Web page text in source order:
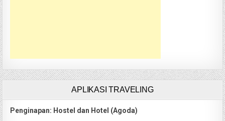
APLIKASI TRAVELING
Penginapan: Hostel dan Hotel (Agoda)